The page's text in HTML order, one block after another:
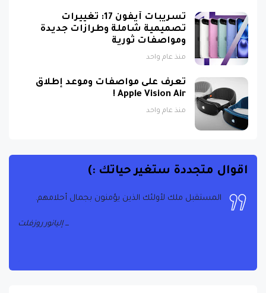
تسريبات آيفون 17: تغييرات
تصميمية شاملة وطرازات جديدة
ومواصفات ثورية
منذ عام واحد
تعرف على مواصفات وموعد إطلاق
Apple Vision Air !
منذ عام واحد
اقوال متجددة ستغير حياتك :)
الحياة هي ما يحدث عندما تكون مشغولاً بوضع خطط